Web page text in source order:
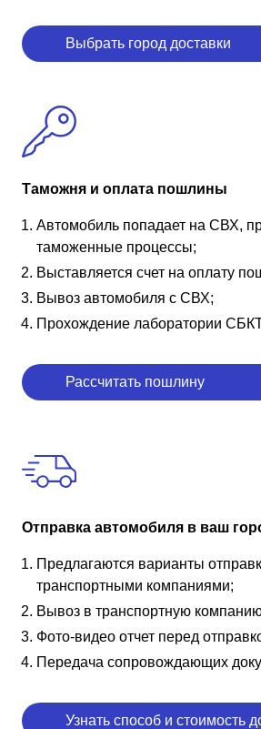
Выбрать город доставки
Таможня и оплата пошлины
Автомобиль попадает на СВХ,
таможенные процессы;
Выставляется счет на оплату
Вывоз автомобиля с СВХ;
Прохождение лаборатории
Рассчитать пошлину
Отправка автомобиля в ваш
Предлагаются варианты
транспортными компаниями;
Вывоз в транспортную
Фото-видео отчет перед
Передача сопровождающих
Узнать способ и стоимость